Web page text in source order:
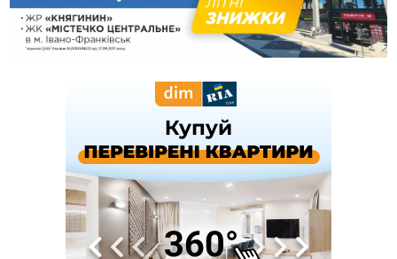
11:20
Водійка, яку на Сухомлинського побив інший керманич,
відмовилася від обвинувачення — справу закрили
10:45
У Франківську, Коломиї, Долині та Яремче 6 серпня
Змушував надсилати інтимні фото: на Прикарпатті
затримали підозрюваного у розбещенні малолітньої
АМКУ розпочав справу проти Гвіздецької селищної ради
через різні ставки земельного податку
Синоптики попереджають про значний дощ на Прикарпатті
до кінця п'ятниці
Нафтогазову площу на межі Прикарпаття та Львівщини
повторно виставили на аукціон за 830 млн